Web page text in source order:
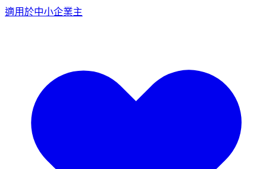
適用於中小企業主